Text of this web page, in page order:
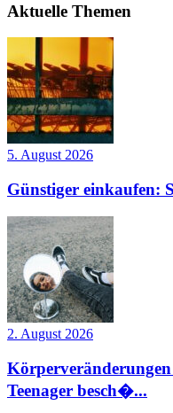
Aktuelle Themen
5. August 2026
Günstiger einkaufen:
2. August 2026
Teenager besch�...